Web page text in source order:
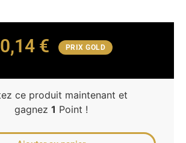
€ PRIX GOLD
ce produit maintenant et
gagnez 1 Point !